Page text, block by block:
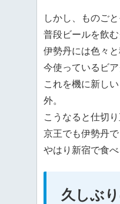
しかし、ものご
普段ビールを飲
伊勢丹には色々
今使っているビ
これを機に新し
外。
こうなると仕切
京王でも伊勢丹
やはり新宿で食べ
久しぶ